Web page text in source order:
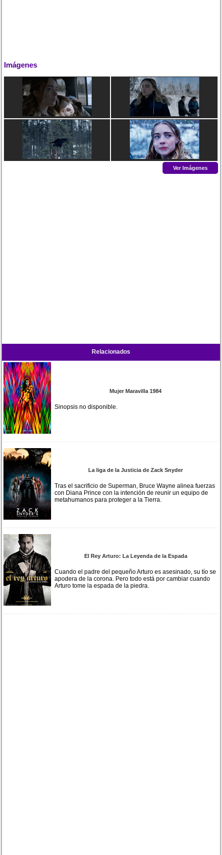
Imágenes
Ver Imágenes
Relacionados
Mujer Maravilla 1984
Sinopsis no disponible.
La liga de la Justicia de Zack Snyder
Tras el sacrificio de Superman, Bruce Wayne alinea fuerzas
con Diana Prince con la intención de reunir un equipo de
metahumanos para proteger a la Tierra.
El Rey Arturo: La Leyenda de la Espada
Cuando el padre del pequeño Arturo es asesinado, su tío se
apodera de la corona. Pero todo está por cambiar cuando
Arturo tome la espada de la piedra.